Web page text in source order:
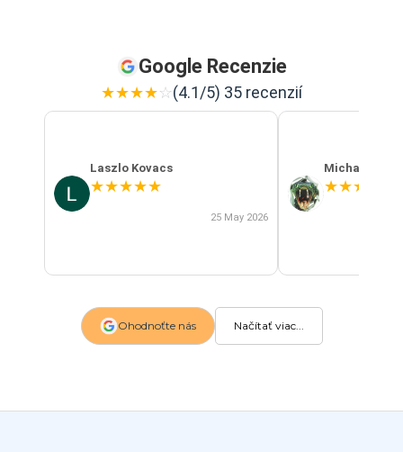
Google Recenzie
★★★★☆(4.1/5) 35 recenzií
Laszlo Kovacs
★★★★★
25 May 2026
Michal Szabo
★★★
Ohodnoťte nás Načítať viac...